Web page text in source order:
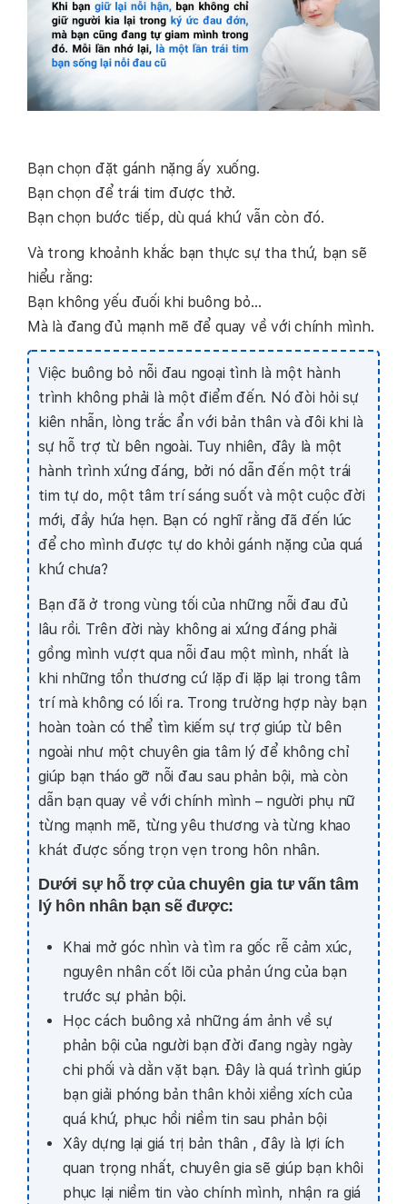
Bạn chọn đặt gánh nặng ấy xuống.
Bạn chọn để trái tim được thở.
Bạn chọn bước tiếp, dù quá khứ vẫn còn đó.
Và trong khoảnh khắc bạn thực sự tha thứ, bạn sẽ
hiểu rằng:
Bạn không yếu đuối khi buông bỏ…
Mà là đang đủ mạnh mẽ để quay về với chính mình.
Việc buông bỏ nỗi đau ngoại tình là một hành
trình không phải là một điểm đến. Nó đòi hỏi sự
kiên nhẫn, lòng trắc ẩn với bản thân và đôi khi là
sự hỗ trợ từ bên ngoài. Tuy nhiên, đây là một
hành trình xứng đáng, bởi nó dẫn đến một trái
tim tự do, một tâm trí sáng suốt và một cuộc đời
mới, đầy hứa hẹn. Bạn có nghĩ rằng đã đến lúc
để cho mình được tự do khỏi gánh nặng của quá
khứ chưa?
Bạn đã ở trong vùng tối của những nỗi đau đủ
lâu rồi. Trên đời này không ai xứng đáng phải
gồng mình vượt qua nỗi đau một mình, nhất là
khi những tổn thương cứ lặp đi lặp lại trong tâm
trí mà không có lối ra. Trong trường hợp này bạn
hoàn toàn có thể tìm kiếm sự trợ giúp từ bên
ngoài như một chuyên gia tâm lý để không chỉ
giúp bạn tháo gỡ nỗi đau sau phản bội, mà còn
dẫn bạn quay về với chính mình – người phụ nữ
từng mạnh mẽ, từng yêu thương và từng khao
khát được sống trọn vẹn trong hôn nhân.
Dưới sự hỗ trợ của chuyên gia tư vấn tâm
lý hôn nhân bạn sẽ được:
Khai mở góc nhìn và tìm ra gốc rễ cảm xúc,
nguyên nhân cốt lõi của phản ứng của bạn
trước sự phản bội.
Học cách buông xả những ám ảnh về sự
phản bội của người bạn đời đang ngày ngày
chi phối và dằn vặt bạn. Đây là quá trình giúp
bạn giải phóng bản thân khỏi xiềng xích của
quá khứ, phục hồi niềm tin sau phản bội
Xây dựng lại giá trị bản thân , đây là lợi ích
quan trọng nhất, chuyên gia sẽ giúp bạn khôi
phục lại niềm tin vào chính mình, nhận ra giá